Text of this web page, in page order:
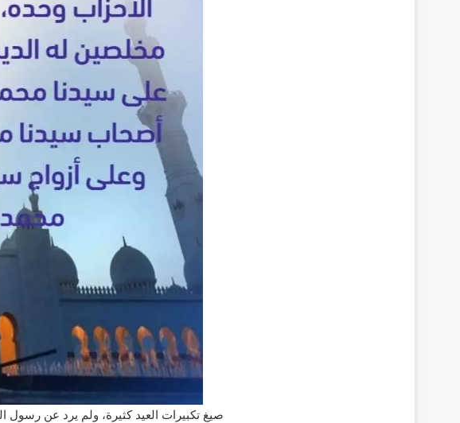
صيغ تكبيرات العيد كثيرة، ولم يرد عن